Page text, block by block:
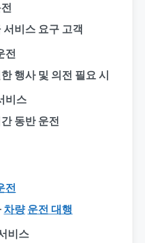
서비스 요구 고객
전
행사 및 의전 필요 시
비스
동반 운전
전
차량 운전 대행
비스